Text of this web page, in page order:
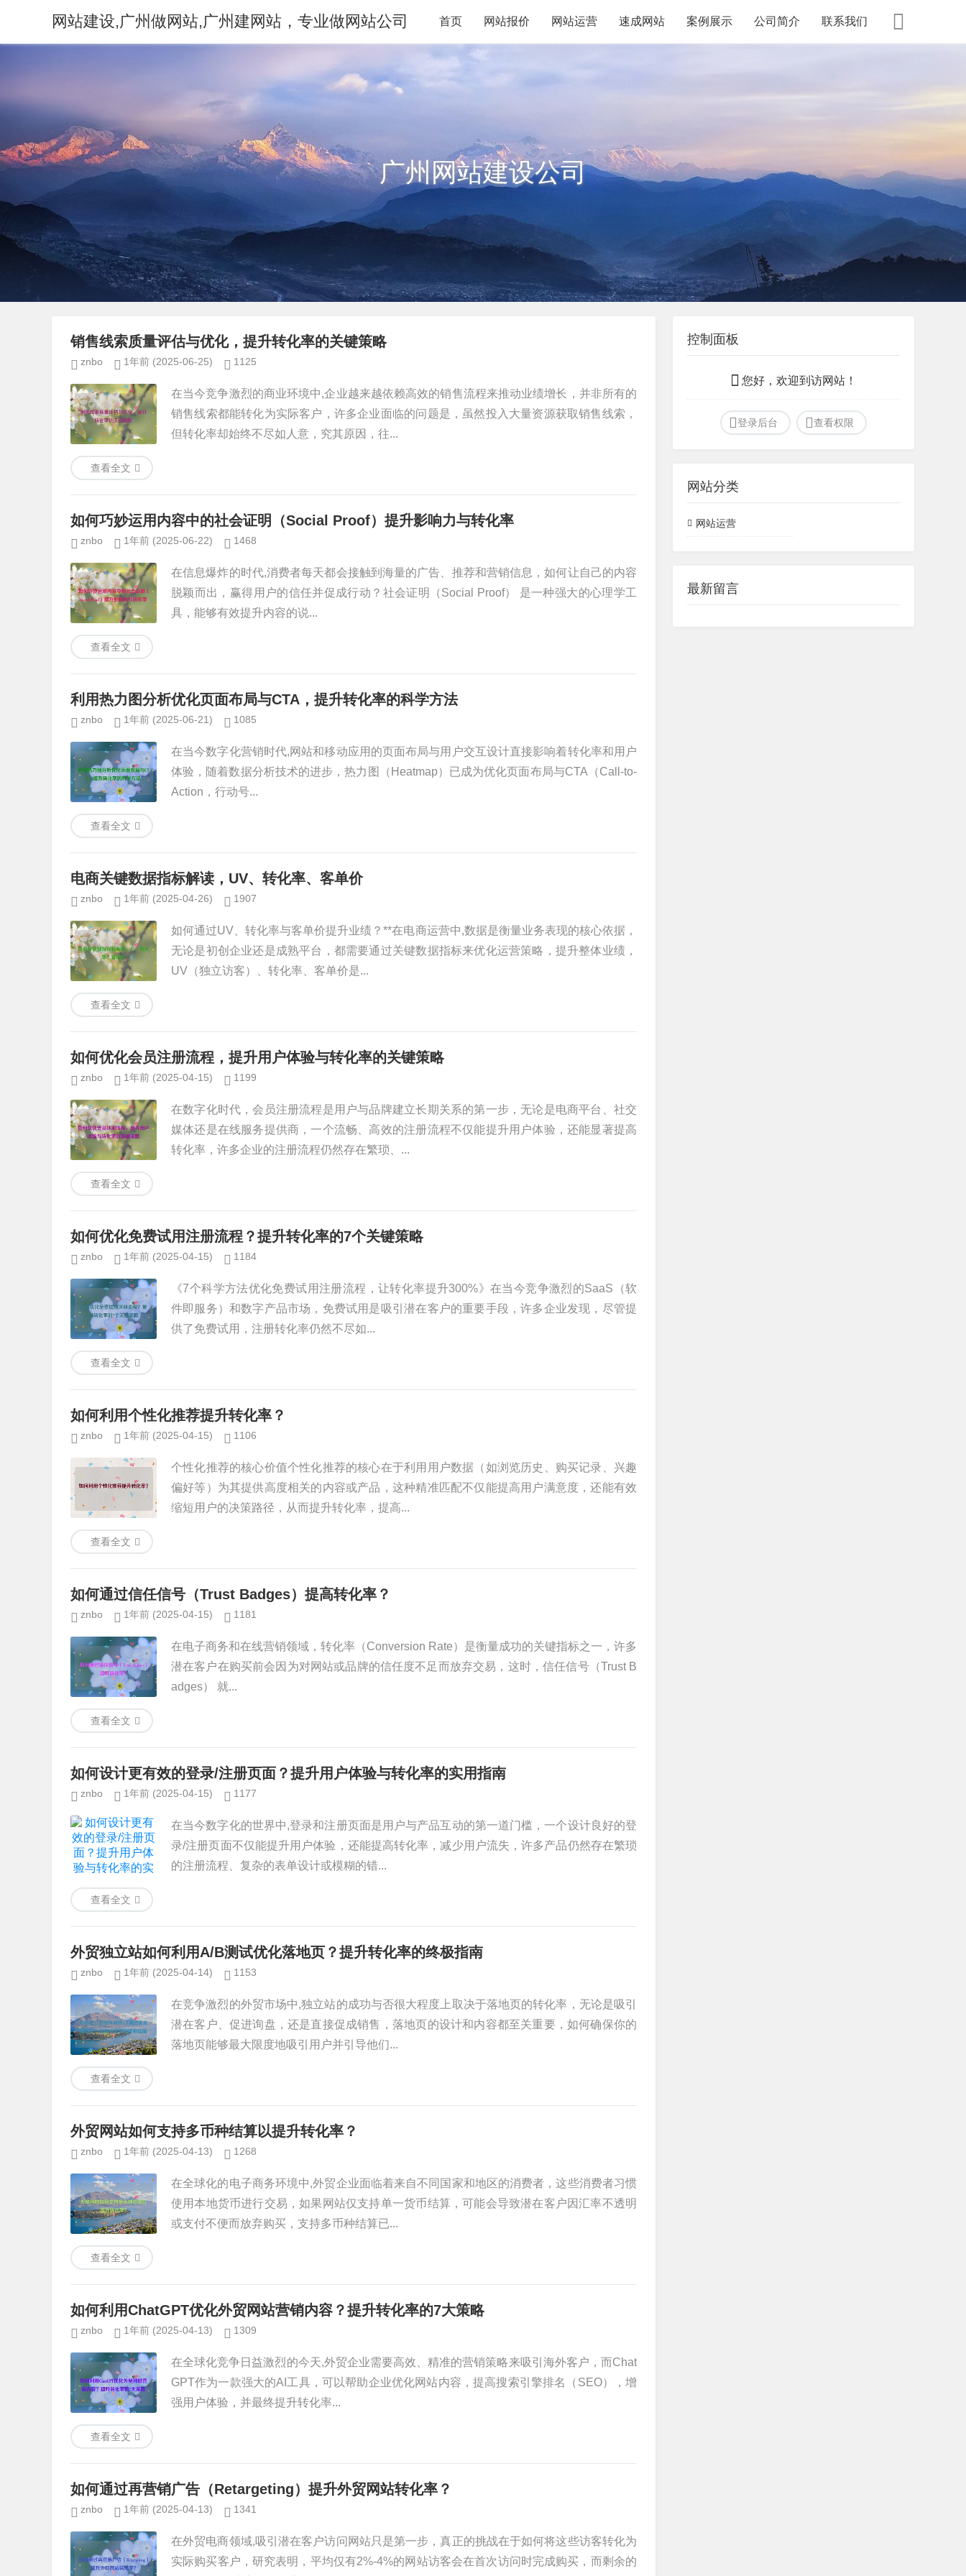
网站建设,广州做网站,广州建网站，专业做网站公司 首页 网站报价 网站运营 速成网站 案例展示 公司简介 联系我们
广州网站建设公司
销售线索质量评估与优化，提升转化率的关键策略
znbo 1年前 (2025-06-25) 1125
在当今竞争激烈的商业环境中,企业越来越依赖高效的销售流程来推动业绩增长，并非所有的
销售线索都能转化为实际客户，许多企业面临的问题是，虽然投入大量资源获取销售线索，
但转化率却始终不尽如人意，究其原因，往...
查看全文
如何巧妙运用内容中的社会证明（Social Proof）提升影响力与转化率
znbo 1年前 (2025-06-22) 1468
在信息爆炸的时代,消费者每天都会接触到海量的广告、推荐和营销信息，如何让自己的内容
脱颖而出，赢得用户的信任并促成行动？社会证明（Social Proof） 是一种强大的心理学工
具，能够有效提升内容的说...
查看全文
利用热力图分析优化页面布局与CTA，提升转化率的科学方法
znbo 1年前 (2025-06-21) 1085
在当今数字化营销时代,网站和移动应用的页面布局与用户交互设计直接影响着转化率和用户
体验，随着数据分析技术的进步，热力图（Heatmap）已成为优化页面布局与CTA（Call-to-
Action，行动号...
查看全文
电商关键数据指标解读，UV、转化率、客单价
znbo 1年前 (2025-04-26) 1907
如何通过UV、转化率与客单价提升业绩？**在电商运营中,数据是衡量业务表现的核心依据，
无论是初创企业还是成熟平台，都需要通过关键数据指标来优化运营策略，提升整体业绩，
UV（独立访客）、转化率、客单价是...
查看全文
如何优化会员注册流程，提升用户体验与转化率的关键策略
znbo 1年前 (2025-04-15) 1199
在数字化时代，会员注册流程是用户与品牌建立长期关系的第一步，无论是电商平台、社交
媒体还是在线服务提供商，一个流畅、高效的注册流程不仅能提升用户体验，还能显著提高
转化率，许多企业的注册流程仍然存在繁琐、...
查看全文
如何优化免费试用注册流程？提升转化率的7个关键策略
znbo 1年前 (2025-04-15) 1184
《7个科学方法优化免费试用注册流程，让转化率提升300%》在当今竞争激烈的SaaS（软
件即服务）和数字产品市场，免费试用是吸引潜在客户的重要手段，许多企业发现，尽管提
供了免费试用，注册转化率仍然不尽如...
查看全文
如何利用个性化推荐提升转化率？
znbo 1年前 (2025-04-15) 1106
个性化推荐的核心价值个性化推荐的核心在于利用用户数据（如浏览历史、购买记录、兴趣
偏好等）为其提供高度相关的内容或产品，这种精准匹配不仅能提高用户满意度，还能有效
缩短用户的决策路径，从而提升转化率，提高...
查看全文
如何通过信任信号（Trust Badges）提高转化率？
znbo 1年前 (2025-04-15) 1181
在电子商务和在线营销领域，转化率（Conversion Rate）是衡量成功的关键指标之一，许多
潜在客户在购买前会因为对网站或品牌的信任度不足而放弃交易，这时，信任信号（Trust B
adges） 就...
查看全文
如何设计更有效的登录/注册页面？提升用户体验与转化率的实用指南
znbo 1年前 (2025-04-15) 1177
在当今数字化的世界中,登录和注册页面是用户与产品互动的第一道门槛，一个设计良好的登
录/注册页面不仅能提升用户体验，还能提高转化率，减少用户流失，许多产品仍然存在繁琐
的注册流程、复杂的表单设计或模糊的错...
查看全文
外贸独立站如何利用A/B测试优化落地页？提升转化率的终极指南
znbo 1年前 (2025-04-14) 1153
在竞争激烈的外贸市场中,独立站的成功与否很大程度上取决于落地页的转化率，无论是吸引
潜在客户、促进询盘，还是直接促成销售，落地页的设计和内容都至关重要，如何确保你的
落地页能够最大限度地吸引用户并引导他们...
查看全文
外贸网站如何支持多币种结算以提升转化率？
znbo 1年前 (2025-04-13) 1268
在全球化的电子商务环境中,外贸企业面临着来自不同国家和地区的消费者，这些消费者习惯
使用本地货币进行交易，如果网站仅支持单一货币结算，可能会导致潜在客户因汇率不透明
或支付不便而放弃购买，支持多币种结算已...
查看全文
如何利用ChatGPT优化外贸网站营销内容？提升转化率的7大策略
znbo 1年前 (2025-04-13) 1309
在全球化竞争日益激烈的今天,外贸企业需要高效、精准的营销策略来吸引海外客户，而Chat
GPT作为一款强大的AI工具，可以帮助企业优化网站内容，提高搜索引擎排名（SEO），增
强用户体验，并最终提升转化率...
查看全文
如何通过再营销广告（Retargeting）提升外贸网站转化率？
znbo 1年前 (2025-04-13) 1341
在外贸电商领域,吸引潜在客户访问网站只是第一步，真正的挑战在于如何将这些访客转化为
实际购买客户，研究表明，平均仅有2%-4%的网站访客会在首次访问时完成购买，而剩余的
控制面板
您好，欢迎到访网站！
登录后台 查看权限
网站分类
网站运营
最新留言